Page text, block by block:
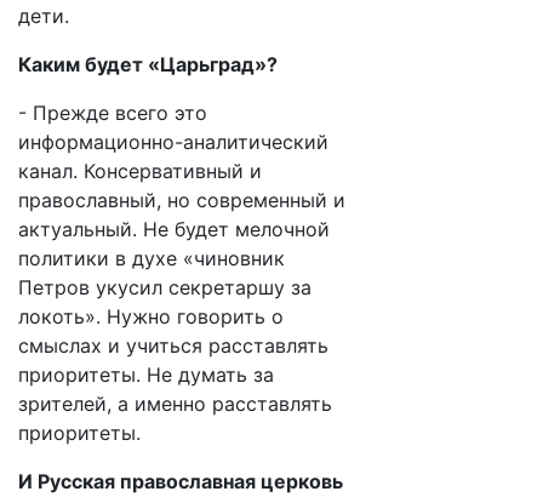
дети.
Каким будет «Царьград»?
- Прежде всего это
информационно-аналитический
канал. Консервативный и
православный, но современный и
актуальный. Не будет мелочной
политики в духе «чиновник
Петров укусил секретаршу за
локоть». Нужно говорить о
смыслах и учиться расставлять
приоритеты. Не думать за
зрителей, а именно расставлять
приоритеты.
И Русская православная церковь